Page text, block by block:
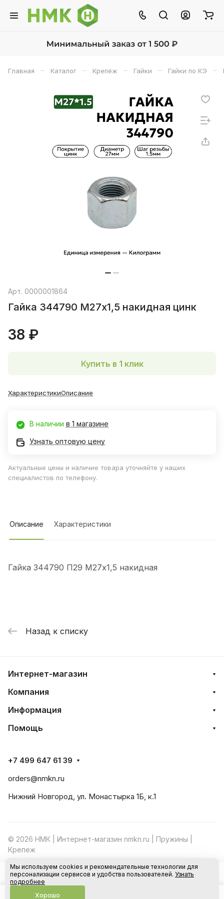
Главная – Каталог – Крепёж – Гайки – Гайки по КЭ –
Арт. 0000001864
Гайка 344790 М27х1,5 накидная цинк
38 ₽
В корзину
Купить в 1 клик
ХарактеристикиОписание
В наличии в 1 магазине
Узнать оптовую цену
Актуальные цены и наличие товара уточняйте у наших
специалистов по телефону.
Описание Характеристики
Гайка 344790 П29 М27х1,5 накидная
Назад к списку
Интернет-магазин
Компания
Информация
Помощь
+7 499 647 61 39
orders@nmkn.ru
Нижний Новгород, ул. Монастырка 1Б, к.1
© 2026 НМК | Интернет-магазин nmkn.ru | Пружины |
Крепеж
Конфиденциальность Оферта
Мы используем cookies и рекомендательные технологии для
персонализации сервисов и удобства пользователей. Узнать
подробнее
Хорошо